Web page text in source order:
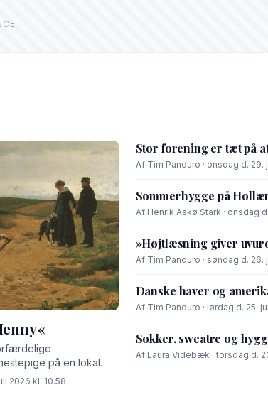
på en lokal
2026 kl. 10.58
Stor forening er tæt på
Af Tim Panduro · onsdag d. 29.
Sommerhygge på
Af Henrik Askø Stark · onsdag
»Højtlæsning giver
Af Tim Panduro · søndag d. 26.
Danske haver og
Af Tim Panduro · lørdag d. 25.
Sokker, sweatre og
Af Laura Videbæk · torsdag d.